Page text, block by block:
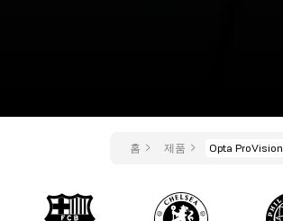
홈 제품 Opta ProVision